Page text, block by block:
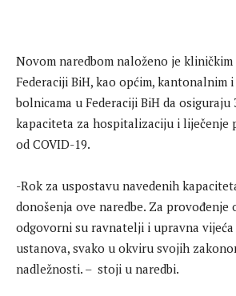
Novom naredbom naloženo je
Federaciji BiH, kao općim, kantonalnim
bolnicama u Federaciji BiH da
kapaciteta za hospitalizaciju i liječenje
od COVID-19.
-Rok za uspostavu navedenih
donošenja ove naredbe. Za provođenje
odgovorni su ravnatelji i upravna
ustanova, svako u okviru svojih
nadležnosti. – stoji u naredbi.